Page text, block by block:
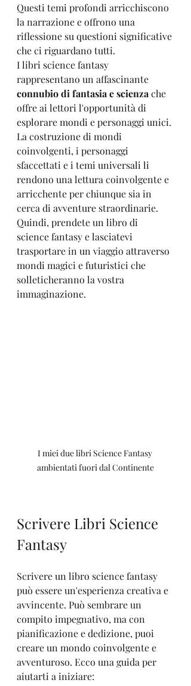
Questi temi profondi arricchiscono
la narrazione e offrono una
riflessione su questioni significative
che ci riguardano tutti.
I libri science fantasy
rappresentano un affascinante
connubio di fantasia e scienza che
offre ai lettori l'opportunità di
esplorare mondi e personaggi unici.
La costruzione di mondi
coinvolgenti, i personaggi
sfaccettati e i temi universali li
rendono una lettura coinvolgente e
arricchente per chiunque sia in
cerca di avventure straordinarie.
Quindi, prendete un libro di
science fantasy e lasciatevi
trasportare in un viaggio attraverso
mondi magici e futuristici che
solleticheranno la vostra
immaginazione.
I miei due libri Science Fantasy
ambientati fuori dal Continente
Scrivere Libri Science
Fantasy
Scrivere un libro science fantasy
può essere un'esperienza creativa e
avvincente. Può sembrare un
compito impegnativo, ma con
pianificazione e dedizione, puoi
creare un mondo coinvolgente e
avventuroso. Ecco una guida per
aiutarti a iniziare: